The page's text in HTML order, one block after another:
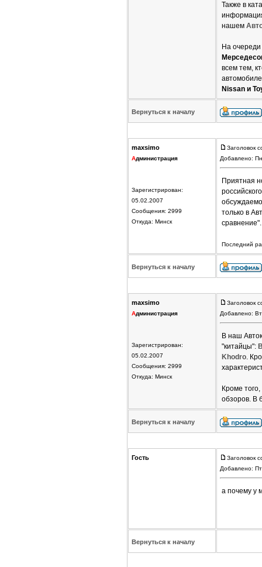
Также в
нашем
На
всем тем,
Nissan и
Вернуться к началу
maxsimo
Администрация
Зарегистрирован:
05.02.2007
Сообщения: 2999
Откуда: Минск
Заголовок
Добавлено:
Приятная
только в
Последний
Вернуться к началу
maxsimo
Администрация
Зарегистрирован:
05.02.2007
Сообщения: 2999
Откуда: Минск
Заголовок
Добавлено:
В наш
"китайцы":
Khodro.
Кроме
обзоров. В
Вернуться к началу
Гость
Заголовок
Добавлено:
а почему у
Вернуться к началу